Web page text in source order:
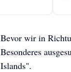
Bevor wir in
Besonderes
Islands".